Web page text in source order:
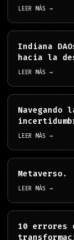
LEER MÁS →
Indiana
hacia la
LEER MÁS →
Navegando
LEER MÁS →
Metaverso.
LEER MÁS →
10 errores